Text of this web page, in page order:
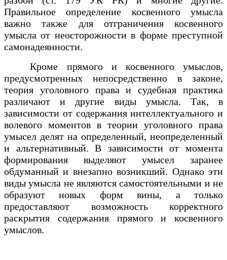
Правильное определение косвенного умысла
важно также для отграничения косвенного
умысла от неосторожности в форме преступной
самонадеянности.
Кроме прямого и косвенного умыслов,
предусмотренных непосредственно в законе,
теория уголовного права и судебная практика
различают и другие виды умысла. Так, в
зависимости от содержания интеллектуального и
волевого моментов в теории уголовного права
умысел делят на определенный, неопределенный
и альтернативный. В зависимости от момента
формирования выделяют умысел заранее
обдуманный и внезапно возникший. Однако эти
виды умысла не являются самостоятельными и не
образуют новых форм вины, а только
предоставляют возможность корректного
раскрытия содержания прямого и косвенного
умыслов.